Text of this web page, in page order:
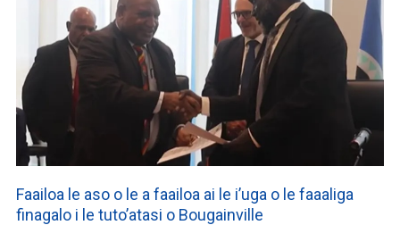
Faailoa le aso o le a faailoa ai le i’uga o le faaaliga
finagalo i le tuto’atasi o Bougainville